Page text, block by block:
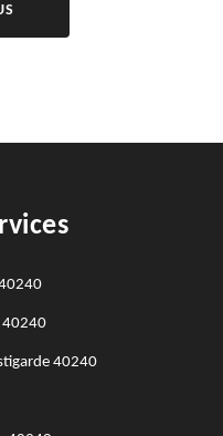
40240
40240